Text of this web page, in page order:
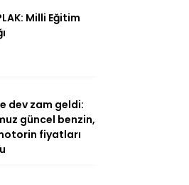
Milli Eğitim
dev zam geldi:
güncel benzin,
fiyatları